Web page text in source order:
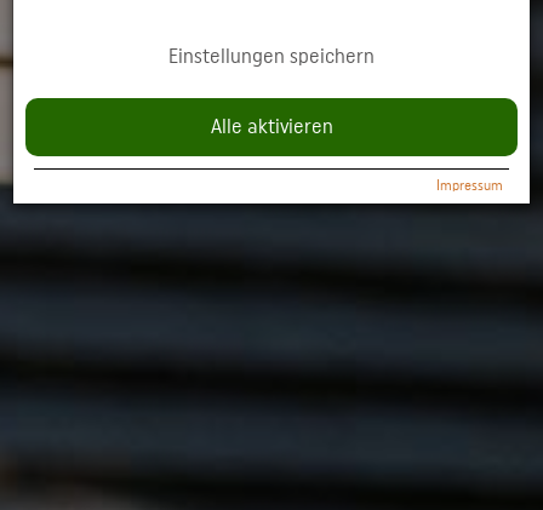
Datenschutzerklärung:https://policies.google.com/privacy
Einstellungen speichern
Alle aktivieren
Impressum